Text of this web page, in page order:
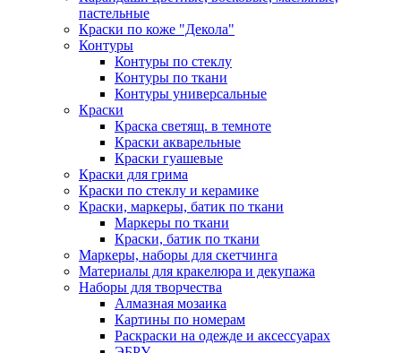
пастельные
Краски по коже "Декола"
Контуры
Контуры по стеклу
Контуры по ткани
Контуры универсальные
Краски
Краска светящ. в темноте
Краски акварельные
Краски гуашевые
Краски для грима
Краски по стеклу и керамике
Краски, маркеры, батик по ткани
Маркеры по ткани
Краски, батик по ткани
Маркеры, наборы для скетчинга
Материалы для кракелюра и декупажа
Наборы для творчества
Алмазная мозаика
Картины по номерам
Раскраски на одежде и аксессуарах